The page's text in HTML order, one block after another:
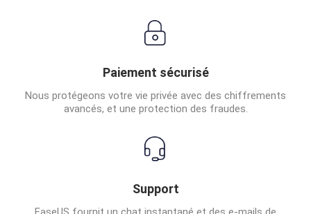
Paiement sécurisé
Nous protégeons votre vie privée avec des chiffrements
avancés, et une protection des fraudes.
Support